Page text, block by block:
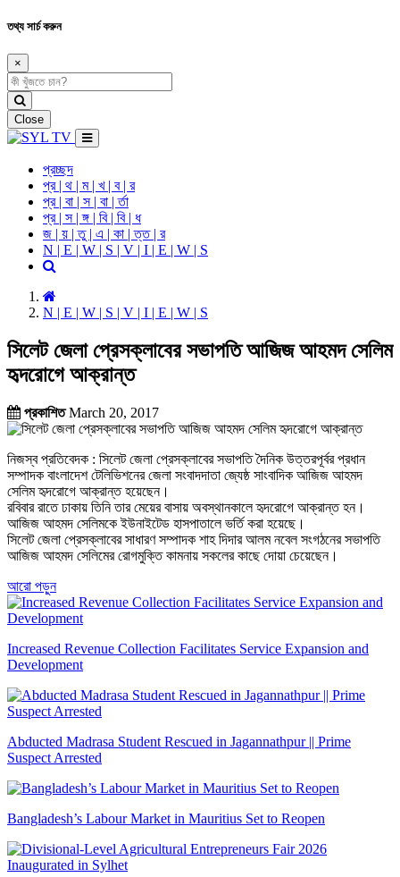
তথ্য সার্চ করুন
×
Close
প্রচ্ছদ
প্র | থ | ম | খ | ব | র
প্র | বা | স | বা | র্তা
প্র | স | ঙ্গ | বি | বি | ধ
জ | য় | তু | এ | কা | ত্ত | র
N | E | W | S | V | I | E | W | S
N | E | W | S | V | I | E | W | S
সিলেট জেলা প্রেসক্লাবের সভাপতি আজিজ আহমদ সেলিম
হৃদরোগে আক্রান্ত
প্রকাশিতMarch 20, 2017
নিজস্ব প্রতিবেদক : সিলেট জেলা প্রেসক্লাবের সভাপতি দৈনিক উত্তরপূর্বর প্রধান
সম্পাদক বাংলাদেশ টেলিভিশনের জেলা সংবাদদাতা জ্যেষ্ঠ সাংবাদিক আজিজ আহমদ
সেলিম হৃদরোগে আক্রান্ত হয়েছেন।
রবিবার রাতে ঢাকায় তিনি তার মেয়ের বাসায় অবস্থানকালে হৃদরোগে আক্রান্ত হন।
আজিজ আহমদ সেলিমকে ইউনাইটেড হাসপাতালে ভর্তি করা হয়েছে।
সিলেট জেলা প্রেসক্লাবের সাধারণ সম্পাদক শাহ দিদার আলম নবেল সংগঠনের সভাপতি
আজিজ আহমদ সেলিমের রোগমুক্তি কামনায় সকলের কাছে দোয়া চেয়েছেন।
আরো পড়ুন
Increased Revenue Collection Facilitates Service Expansion and
Development
Abducted Madrasa Student Rescued in Jagannathpur || Prime
Suspect Arrested
Bangladesh’s Labour Market in Mauritius Set to Reopen